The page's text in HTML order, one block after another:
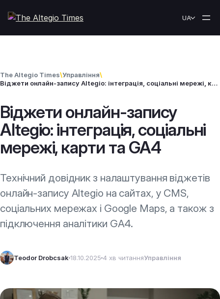
UA
The Altegio Times\Управління\
Віджети онлайн-запису Altegio: інтеграція, соціальні мережі, карти та GA4
Віджети онлайн-запису
Altegio: інтеграція, соціальні
мережі, карти та GA4
Технічний довідник з налаштування віджетів
онлайн-запису Altegio на сайтах, у CMS,
соціальних мережах і Google Maps, а також з
підключення аналітики GA4.
Teodor Drobcsak 18.10.2025 4 хв читанняУправління